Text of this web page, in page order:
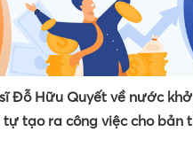
Đỗ Hữu Quyết về nước
tự tạo ra công việc cho